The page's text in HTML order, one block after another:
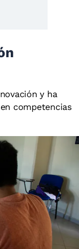
y ha
competencias